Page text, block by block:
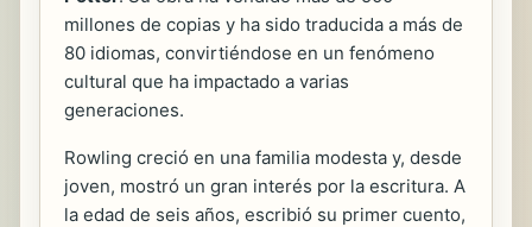
millones de copias y ha sido traducida a más de
80 idiomas, convirtiéndose en un fenómeno
cultural que ha impactado a varias
generaciones.
Rowling creció en una familia modesta y, desde
joven, mostró un gran interés por la escritura. A
la edad de seis años, escribió su primer cuento,